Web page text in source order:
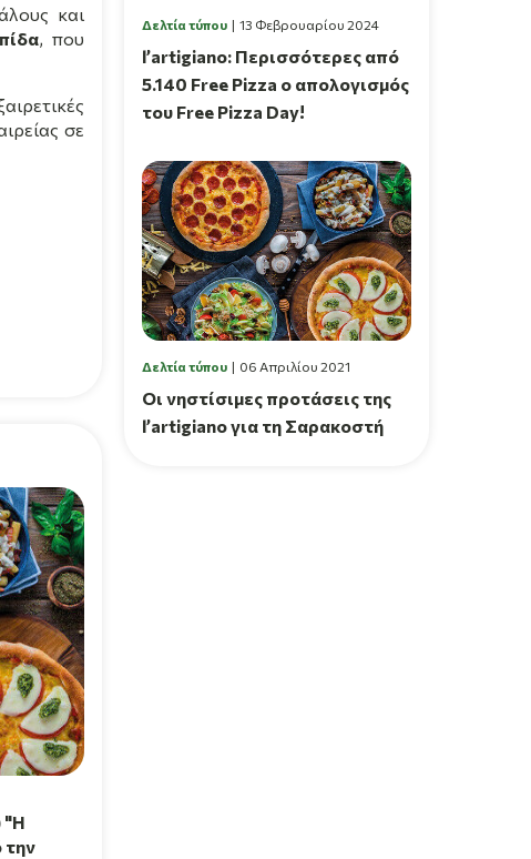
και
, που
σε
"Η
Δελτία τύπου 13 Φεβρουαρίου 2024
l’artigiano: Περισσότερες από
5.140 Free Pizza ο απολογισμός
του Free Pizza Day!
Δελτία τύπου 06 Απριλίου 2021
Οι νηστίσιμες προτάσεις της
l’artigiano για τη Σαρακοστή